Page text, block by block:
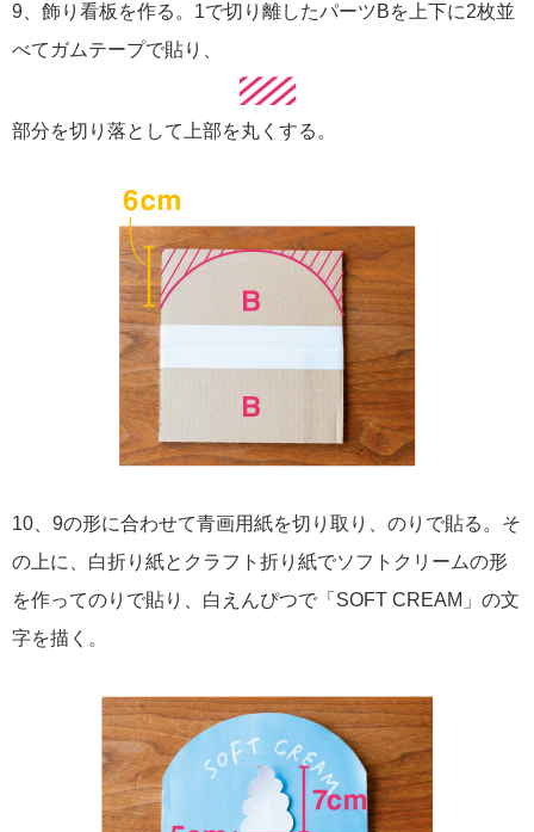
9、飾り看板を作る。1で切り離したパーツBを上下に2枚並
べてガムテープで貼り、
部分を切り落として上部を丸くする。
10、9の形に合わせて青画用紙を切り取り、のりで貼る。そ
の上に、白折り紙とクラフト折り紙でソフトクリームの形
を作ってのりで貼り、白えんぴつで「SOFT CREAM」の文
字を描く。